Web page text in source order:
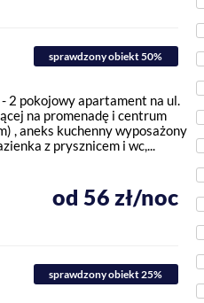
sprawdzony obiekt 50%
2 pokojowy apartament na ul.
na promenadę i centrum
, aneks kuchenny wyposażony
z prysznicem i wc,...
od 56 zł/noc
sprawdzony obiekt 25%